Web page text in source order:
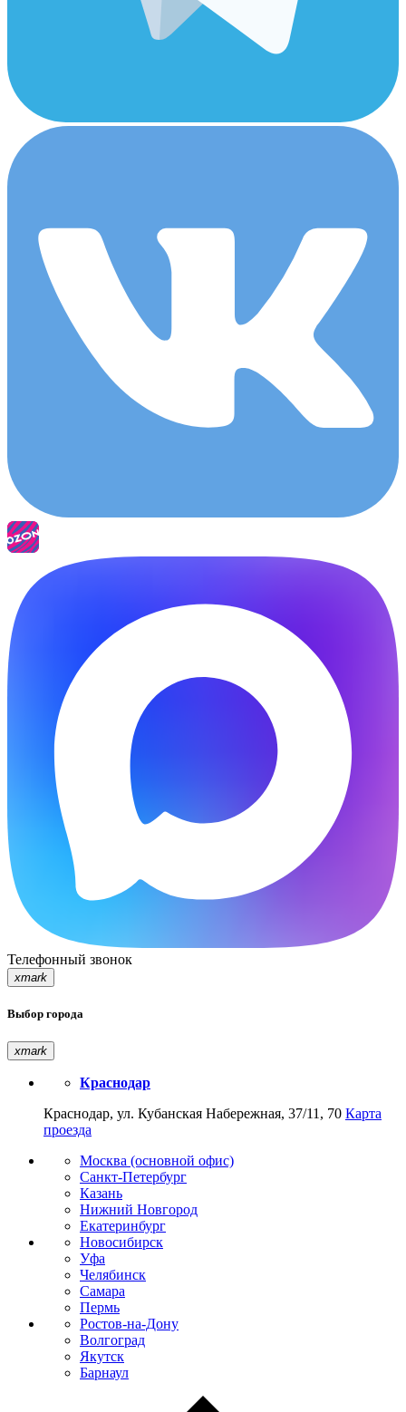
Телефонный звонок
xmark
Выбор города
xmark
Краснодар
Краснодар, ул. Кубанская Набережная, 37/11, 70 Карта
проезда
Москва (основной офис)
Санкт-Петербург
Казань
Нижний Новгород
Екатеринбург
Новосибирск
Уфа
Челябинск
Самара
Пермь
Ростов-на-Дону
Волгоград
Якутск
Барнаул